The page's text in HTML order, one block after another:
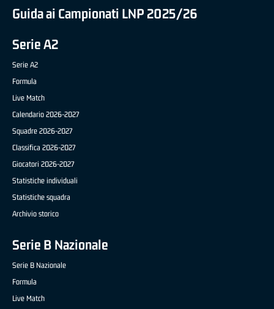
Guida ai Campionati LNP 2025/26
Serie A2
Serie A2
Formula
Live Match
Calendario 2026-2027
Squadre 2026-2027
Classifica 2026-2027
Giocatori 2026-2027
Statistiche individuali
Statistiche squadra
Archivio storico
Serie B Nazionale
Serie B Nazionale
Formula
Live Match